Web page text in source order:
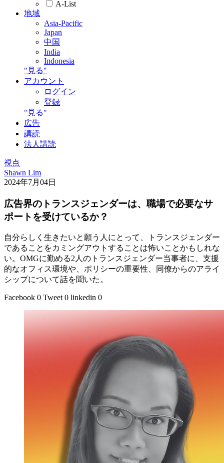
A-List
地域
Asia-Pacific
Japan
中国
India
Indonesia
"見る"
アカウント
ログイン
登録
"見る"
広告
講読
法人講読
視点
Shawn Lim
2024年7月04日
広告界のトランスジェンダーは、職場で必要なサ
ポートを受けているか？
自分らしく生きたいと願う人にとって、トランスジェンダー
であることをカミングアウトすることは怖いことかもしれな
い。OMGに勤める2人のトランスジェンダー当事者に、支援
的なオフィス環境や、ポリシーの重要性、同僚からのアライ
シップについて話を聞いた。
Facebook 0 Tweet 0 linkedin 0